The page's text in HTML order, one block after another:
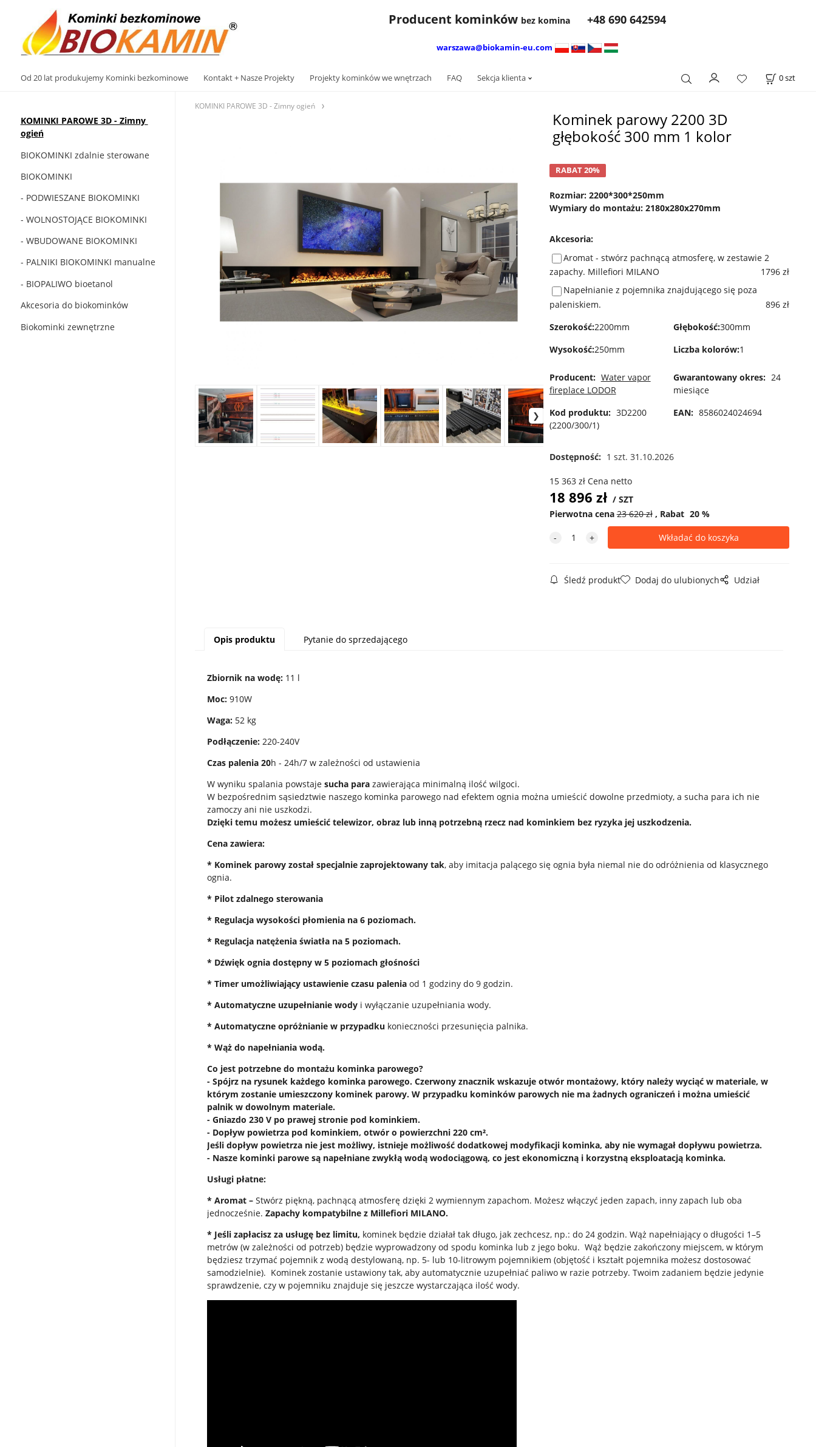
Producent kominków bez komina +48 690 642594
warszawa@biokamin-eu.com
Od 20 lat produkujemy Kominki bezkominowe Kontakt + Nasze Projekty Projekty kominków we wnętrzach FAQ Sekcja klienta 0 szt
KOMINKI PAROWE 3D - Zimny ​​
ogień
BIOKOMINKI zdalnie sterowane
BIOKOMINKI
- PODWIESZANE BIOKOMINKI
- WOLNOSTOJĄCE BIOKOMINKI
- WBUDOWANE BIOKOMINKI
- PALNIKI BIOKOMINKI manualne
- BIOPALIWO bioetanol
Akcesoria do biokominków
Biokominki zewnętrzne
KOMINKI PAROWE 3D - Zimny ​​ogień
Kominek parowy 2200 3D
głębokość 300 mm 1 kolor
RABAT 20%
Rozmiar: 2200*300*250mm
Wymiary do montażu: 2180x280x270mm
Akcesoria:
Aromat - stwórz pachnącą atmosferę, w zestawie 2
zapachy. Millefiori MILANO
1796 zł
Napełnianie z pojemnika znajdującego się poza
paleniskiem.
896 zł
Szerokość:2200mm Głębokość:300mm
Wysokość:250mm Liczba kolorów:1
Producent: Water vapor
fireplace LODOR
Gwarantowany okres: 24
miesiące
Kod produktu: 3D2200
(2200/300/1)
EAN: 8586024024694
Dostępność: 1 szt. 31.10.2026
15 363zł Cena netto
18 896 zł
SZT
Pierwotna cena 23 620zł Rabat 20%
Śledź produkt Dodaj do ulubionych Udział
Opis produktu Pytanie do sprzedającego
Zbiornik na wodę:11 l
Moc:910W
Waga:52 kg
Podłączenie:220-240V
Czas palenia 20h - 24h/7 w zależności od ustawienia
W wyniku spalania powstaje sucha parazawierająca minimalną ilość wilgoci.
W bezpośrednim sąsiedztwie naszego kominka parowego nad efektem ognia można umieścić dowolne przedmioty, a sucha para ich nie
zamoczy ani nie uszkodzi.
Dzięki temu możesz umieścić telewizor, obraz lub inną potrzebną rzecz nad kominkiem bez ryzyka jej uszkodzenia.
Cena zawiera:
* Kominek parowy został specjalnie zaprojektowany tak, aby imitacja palącego się ognia była niemal nie do odróżnienia od klasycznego
ognia.
* Pilot zdalnego sterowania
* Regulacja wysokości płomienia na 6 poziomach.
* Regulacja natężenia światła na 5 poziomach.
* Dźwięk ognia dostępny w 5 poziomach głośności
* Timer umożliwiający ustawienie czasu paleniaod 1 godziny do 9 godzin.
* Automatyczne uzupełnianie wodyi wyłączanie uzupełniania wody.
* Automatyczne opróżnianie w przypadkukonieczności przesunięcia palnika.
* Wąż do napełniania wodą.
Co jest potrzebne do montażu kominka parowego?
- Spójrz na rysunek każdego kominka parowego. Czerwony znacznik wskazuje otwór montażowy, który należy wyciąć w materiale, w
którym zostanie umieszczony kominek parowy. W przypadku kominków parowych nie ma żadnych ograniczeń i można umieścić
palnik w dowolnym materiale.
- Gniazdo 230 V po prawej stronie pod kominkiem.
- Dopływ powietrza pod kominkiem, otwór o powierzchni 220 cm².
Jeśli dopływ powietrza nie jest możliwy, istnieje możliwość dodatkowej modyfikacji kominka, aby nie wymagał dopływu powietrza.
- Nasze kominki parowe są napełniane zwykłą wodą wodociągową, co jest ekonomiczną i korzystną eksploatacją kominka.
Usługi płatne:
* Aromat –Stwórz piękną, pachnącą atmosferę dzięki 2 wymiennym zapachom. Możesz włączyć jeden zapach, inny zapach lub oba
jednocześnie. Zapachy kompatybilne z Millefiori MILANO.
* Jeśli zapłacisz za usługę bez limitu, kominek będzie działał tak długo, jak zechcesz, np.: do 24 godzin. Wąż napełniający o długości 1–5
metrów (w zależności od potrzeb) będzie wyprowadzony od spodu kominka lub z jego boku. Wąż będzie zakończony miejscem, w którym
będziesz trzymać pojemnik z wodą destylowaną, np. 5- lub 10-litrowym pojemnikiem (objętość i kształt pojemnika możesz dostosować
samodzielnie). Kominek zostanie ustawiony tak, aby automatycznie uzupełniać paliwo w razie potrzeby. Twoim zadaniem będzie jedynie
sprawdzenie, czy w pojemniku znajduje się jeszcze wystarczająca ilość wody.